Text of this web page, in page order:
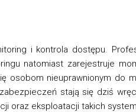
i kontrola dostępu.
natomiast zarejestruje
nieuprawnionym do
stają się dziś
oraz eksploatacji takich